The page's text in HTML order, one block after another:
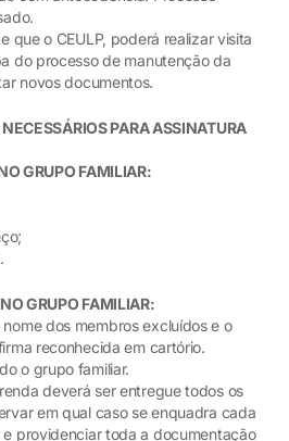
que o CEULP, poderá realizar visita
do processo de manutenção da
novos documentos.
PARA ASSINATURA
GRUPO FAMILIAR:
GRUPO FAMILIAR:
dos membros excluídos e o
reconhecida em cartório.
o grupo familiar.
deverá ser entregue todos os
em qual caso se enquadra cada
providenciar toda a documentação